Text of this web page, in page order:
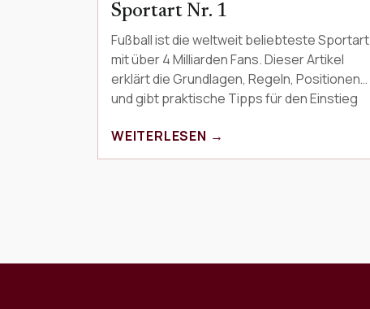
Sportart Nr. 1
Fußball ist die weltweit beliebteste Sportart
mit über 4 Milliarden Fans. Dieser Artikel
erklärt die Grundlagen, Regeln, Positionen
und gibt praktische Tipps für den Einstieg
WEITERLESEN →